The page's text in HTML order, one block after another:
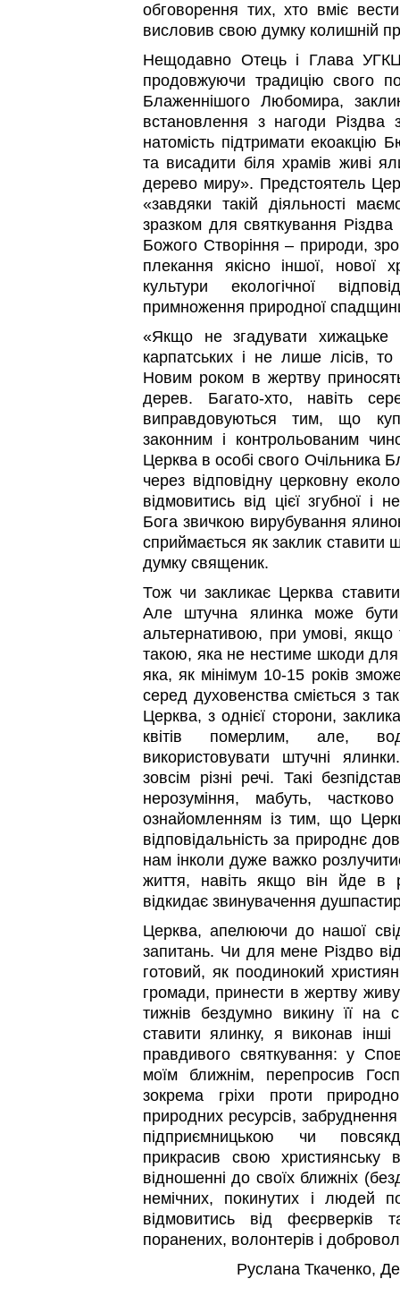
обговорення тих, хто вміє
висловив свою думку колишній
Нещодавно Отець і Глава
продовжуючи традицію свого
Блаженнішого Любомира,
встановлення з нагоди Різдва
натомість підтримати екоакцію
та висадити біля храмів живі
дерево миру». Предстоятель
«завдяки такій діяльності
зразком для святкування
Божого Створіння – природи,
плекання якісно іншої, нової
культури екологічної
примноження природної
«Якщо не згадувати хижацьке
карпатських і не лише лісів,
Новим роком в жертву
дерев. Багато-хто, навіть
виправдовуються тим, що
законним і контрольованим
Церква в особі свого Очільника
через відповідну церковну
відмовитись від цієї згубної і
Бога звичкою вирубування
сприймається як заклик ставити
думку священик.
Тож чи закликає Церква
Але штучна ялинка може
альтернативою, при умові, якщо
такою, яка не нестиме шкоди
яка, як мінімум 10-15 років
серед духовенства сміється з
Церква, з однієї сторони,
квітів померлим, але,
використовувати штучні
зовсім різні речі. Такі
нерозуміння, мабуть,
ознайомленням із тим, що
відповідальність за природнє
нам інколи дуже важко
життя, навіть якщо він йде в
відкидає звинувачення
Церква, апелюючи до нашої
запитань. Чи для мене Різдво
готовий, як поодинокий
громади, принести в жертву
тижнів бездумно викину її на
ставити ялинку, я виконав
правдивого святкування: у
моїм ближнім, перепросив
зокрема гріхи проти
природних ресурсів,
підприємницькою чи
прикрасив свою християнську
відношенні до своїх ближніх
немічних, покинутих і людей
відмовитись від феєрверків
поранених, волонтерів і
Руслана Ткаченко,